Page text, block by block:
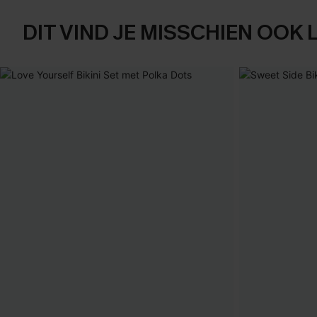
DIT VIND JE MISSCHIEN OOK